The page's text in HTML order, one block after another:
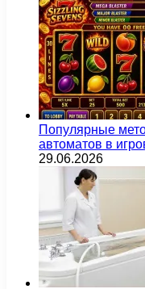
Популярные
автоматов в
29.06.2026